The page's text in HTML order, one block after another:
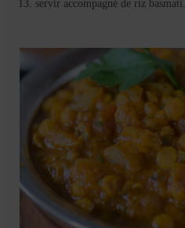
servir accompagné de riz basmati.